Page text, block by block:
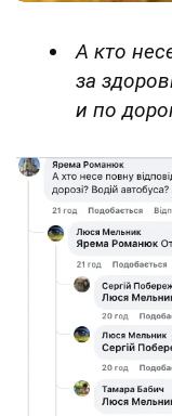
А кто
за
и по